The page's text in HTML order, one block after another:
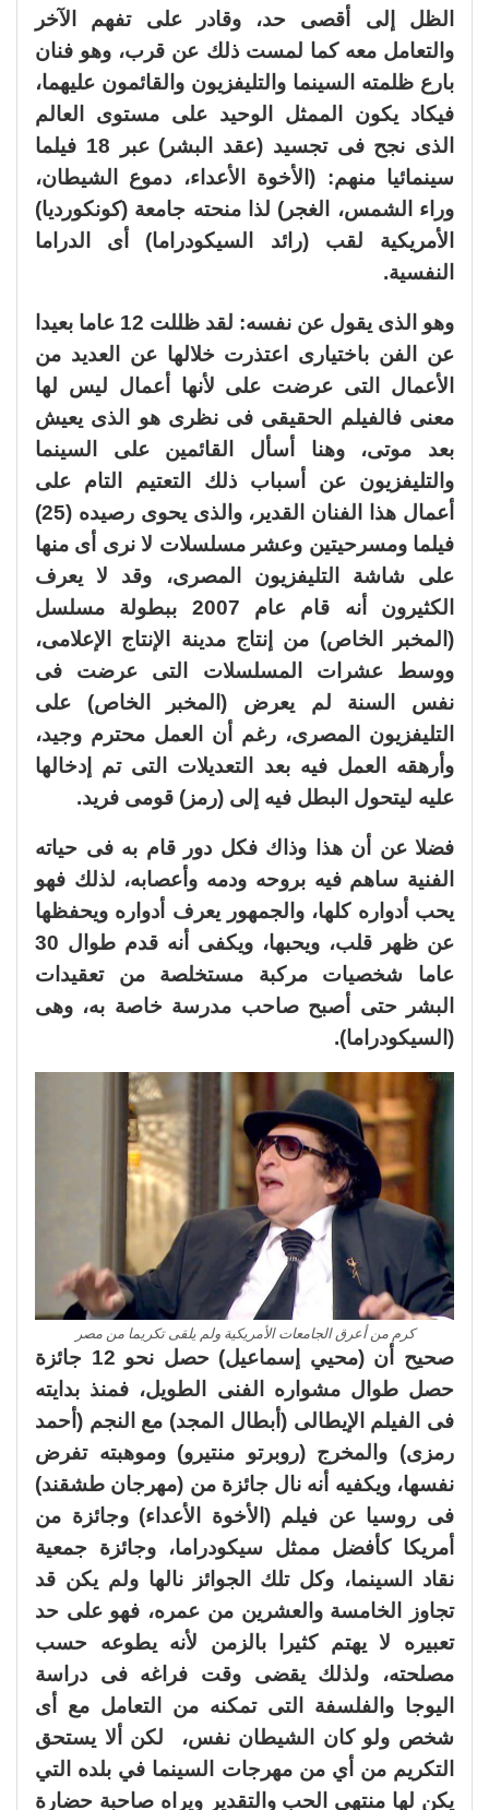
الظل إلى أقصى حد، وقادر على تفهم الآخر
والتعامل معه كما لمست ذلك عن قرب، وهو فنان
بارع ظلمته السينما والتليفزيون والقائمون عليهما،
فيكاد يكون الممثل الوحيد على مستوى العالم
الذى نجح فى تجسيد (عقد البشر) عبر 18 فيلما
سينمائيا منهم: (الأخوة الأعداء، دموع الشيطان،
وراء الشمس، الغجر) لذا منحته جامعة (كونكورديا)
الأمريكية لقب (رائد السيكودراما) أى الدراما
النفسية.
وهو الذى يقول عن نفسه: لقد ظللت 12 عاما بعيدا
عن الفن باختيارى اعتذرت خلالها عن العديد من
الأعمال التى عرضت على لأنها أعمال ليس لها
معنى فالفيلم الحقيقى فى نظرى هو الذى يعيش
بعد موتى، وهنا أسأل القائمين على السينما
والتليفزيون عن أسباب ذلك التعتيم التام على
أعمال هذا الفنان القدير، والذى يحوى رصيده (25)
فيلما ومسرحيتين وعشر مسلسلات لا نرى أى منها
على شاشة التليفزيون المصرى، وقد لا يعرف
الكثيرون أنه قام عام 2007 ببطولة مسلسل
(المخبر الخاص) من إنتاج مدينة الإنتاج الإعلامى،
ووسط عشرات المسلسلات التى عرضت فى
نفس السنة لم يعرض (المخبر الخاص) على
التليفزيون المصرى، رغم أن العمل محترم وجيد،
وأرهقه العمل فيه بعد التعديلات التى تم إدخالها
عليه ليتحول البطل فيه إلى (رمز) قومى فريد.
فضلا عن أن هذا وذاك فكل دور قام به فى حياته
الفنية ساهم فيه بروحه ودمه وأعصابه، لذلك فهو
يحب أدواره كلها، والجمهور يعرف أدواره ويحفظها
عن ظهر قلب، ويحبها، ويكفى أنه قدم طوال 30
عاما شخصيات مركبة مستخلصة من تعقيدات
البشر حتى أصبح صاحب مدرسة خاصة به، وهى
(السيكودراما).
كرم من أعرق الجامعات الأمريكية ولم يلقى تكريما من مصر
صحيح أن (محيي إسماعيل) حصل نحو 12 جائزة
حصل طوال مشواره الفنى الطويل، فمنذ بدايته
فى الفيلم الإيطالى (أبطال المجد) مع النجم (أحمد
رمزى) والمخرج (روبرتو منتيرو) وموهبته تفرض
نفسها، ويكفيه أنه نال جائزة من (مهرجان طشقند)
فى روسيا عن فيلم (الأخوة الأعداء) وجائزة من
أمريكا كأفضل ممثل سيكودراما، وجائزة جمعية
نقاد السينما، وكل تلك الجوائز نالها ولم يكن قد
تجاوز الخامسة والعشرين من عمره، فهو على حد
تعبيره لا يهتم كثيرا بالزمن لأنه يطوعه حسب
مصلحته، ولذلك يقضى وقت فراغه فى دراسة
اليوجا والفلسفة التى تمكنه من التعامل مع أى
شخص ولو كان الشيطان نفس، لكن ألا يستحق
التكريم من أي من مهرجات السينما في بلده التي
يكن لها منتهى الحب والتقدير ويراه صاحبة حضارة